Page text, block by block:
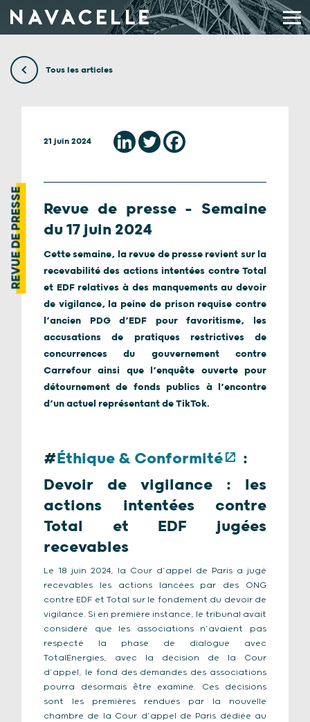
Tous les articles
REVUE DE PRESSE
21 juin 2024
Revue de presse – Semaine
du 17 juin 2024
Cette semaine, la revue de presse revient sur la
recevabilité des actions intentées contre Total
et EDF relatives à des manquements au devoir
de vigilance, la peine de prison requise contre
l’ancien PDG d’EDF pour favoritisme, les
accusations de pratiques restrictives de
concurrences du gouvernement contre
Carrefour ainsi que l’enquête ouverte pour
détournement de fonds publics à l’encontre
d’un actuel représentant de TikTok.
#Éthique & Conformité
:
Devoir de vigilance : les
actions intentées contre
Total et EDF jugées
recevables
Le 18 juin 2024, la Cour d’appel de Paris a jugé
recevables les actions lancées par des ONG
contre EDF et Total sur le fondement du devoir de
vigilance. Si en première instance, le tribunal avait
considéré que les associations n’avaient pas
respecté la phase de dialogue avec
TotalEnergies, avec la décision de la Cour
d’appel, le fond des demandes des associations
pourra désormais être examiné. Ces décisions
sont les premières rendues par la nouvelle
chambre de la Cour d’appel de Paris dédiée au